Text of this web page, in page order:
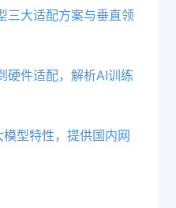
三大适配方案与垂直领
硬件适配，解析AI训练
型特性，提供国内网